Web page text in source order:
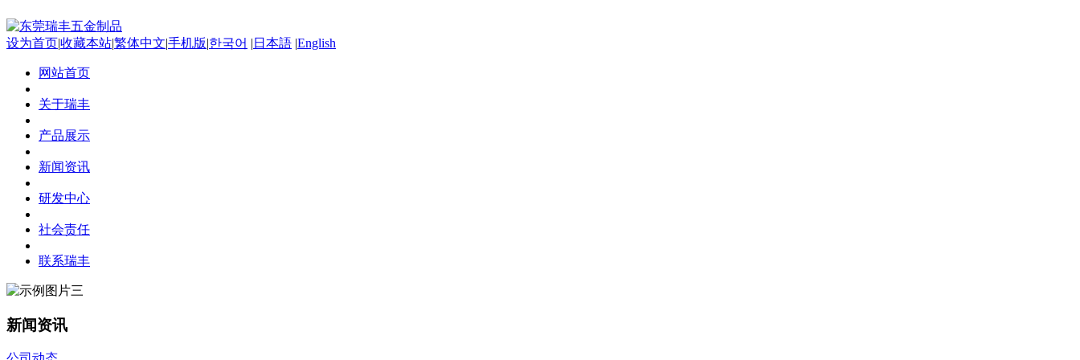
设为首页|收藏本站|繁体中文|手机版|한국어 | 日本語 |English
网站首页
关于瑞丰
产品展示
新闻资讯
研发中心
社会责任
联系瑞丰
新闻资讯